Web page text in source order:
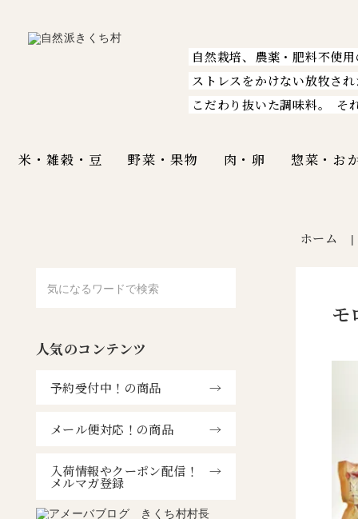
自然栽培、農薬・肥料不使
ストレスをかけない放牧さ
こだわり抜いた調味料。
そ
米・雑穀・豆 野菜・果物 肉・卵 惣菜・お
ホーム
人気のコンテンツ
予約受付中！の商品
メール便対応！の商品
入荷情報やクーポン配信！
メルマガ登録